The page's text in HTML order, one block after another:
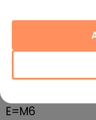
Marseille :
8 mai 2022
E=M6